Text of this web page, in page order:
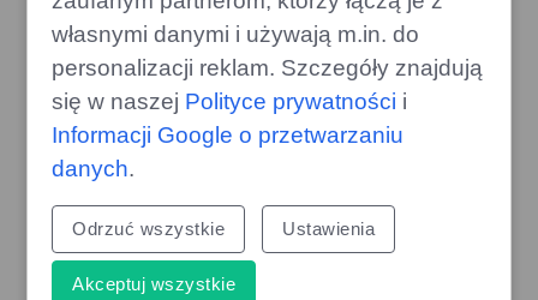
własnymi danymi i używają m.in. do
personalizacji reklam. Szczegóły znajdują
się w naszej Polityce prywatności i
Informacji Google o przetwarzaniu
danych.
Odrzuć wszystkie Ustawienia
Akceptuj wszystkie